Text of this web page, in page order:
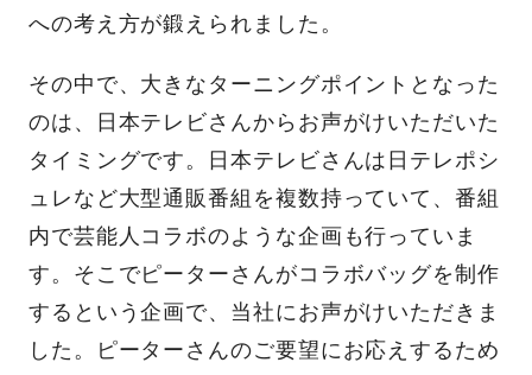
への考え方が鍛えられました。
その中で、大きなターニングポイントとなった
のは、日本テレビさんからお声がけいただいた
タイミングです。日本テレビさんは日テレポシ
ュレなど大型通販番組を複数持っていて、番組
内で芸能人コラボのような企画も行っていま
す。そこでピーターさんがコラボバッグを制作
するという企画で、当社にお声がけいただきま
した。ピーターさんのご要望にお応えするため